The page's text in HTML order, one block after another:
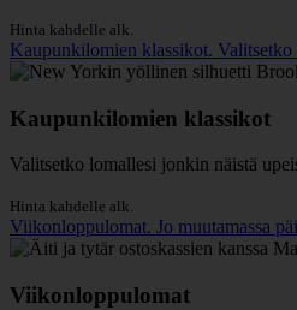
Hinta kahdelle alk.
Kaupunkilomien klassikot.
Kaupunkilomien klassikot
Valitsetko lomallesi jonkin näistä
Hinta kahdelle alk.
Viikonloppulomat. Jo muutamassa
Viikonloppulomat